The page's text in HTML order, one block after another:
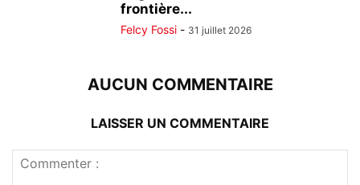
frontière...
Felcy Fossi - 31 juillet 2026
AUCUN COMMENTAIRE
LAISSER UN COMMENTAIRE